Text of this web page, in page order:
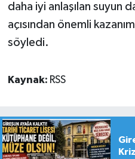
daha iyi anlaşılan suyun
açısından önemli
söyledi.
Kaynak: RSS